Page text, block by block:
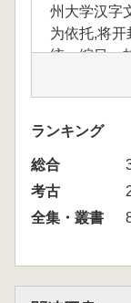
州大学汉字
为依托,将开
统一编目、
本绘制、释
出版的甲骨
献信息,为
中三分之二
的,其可补足
ランキング
総合
考古
全集・叢書